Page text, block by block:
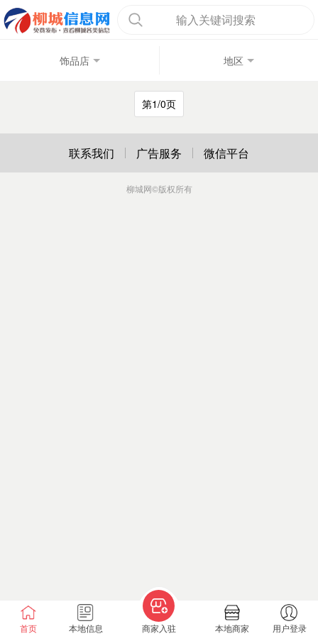
输入关键词搜索
饰品店 地区
第1/0页
首页 本地信息 商家入驻 本地商家 用户登录
联系我们 广告服务 微信平台
柳城网©版权所有